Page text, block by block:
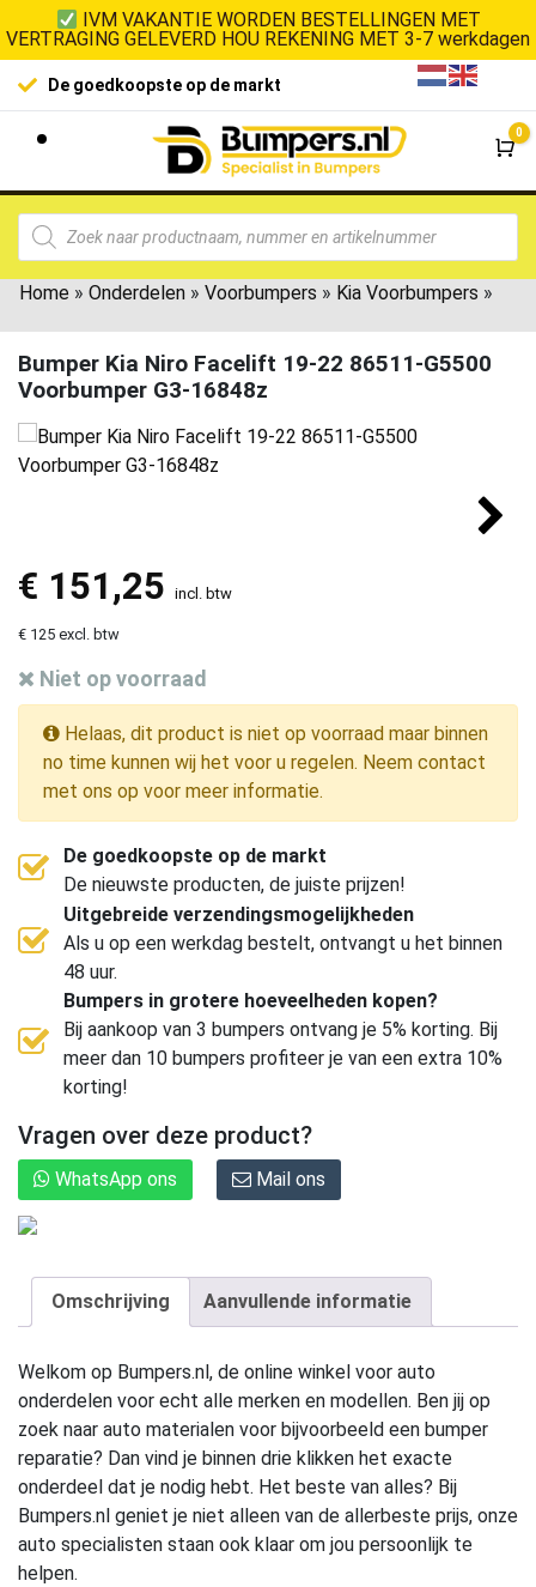
IVM VAKANTIE WORDEN BESTELLINGEN MET
VERTRAGING GELEVERD HOU REKENING MET 3-7 werkdagen
De goedkoopste op de markt
0
Home » Onderdelen » Voorbumpers » Kia Voorbumpers »
Bumper Kia Niro Facelift 19-22 86511-G5500
Voorbumper G3-16848z
€ 151,25 incl. btw
€ 125 excl. btw
Niet op voorraad
Helaas, dit product is niet op voorraad maar binnen
no time kunnen wij het voor u regelen. Neem contact
met ons op voor meer informatie.
De goedkoopste op de markt
De nieuwste producten, de juiste prijzen!
Uitgebreide verzendingsmogelijkheden
Als u op een werkdag bestelt, ontvangt u het binnen
48 uur.
Bumpers in grotere hoeveelheden kopen?
Bij aankoop van 3 bumpers ontvang je 5% korting. Bij
meer dan 10 bumpers profiteer je van een extra 10%
korting!
Vragen over deze product?
WhatsApp ons Mail ons
Omschrijving Aanvullende informatie
Welkom op Bumpers.nl, de online winkel voor auto
onderdelen voor echt alle merken en modellen. Ben jij op
zoek naar auto materialen voor bijvoorbeeld een bumper
reparatie? Dan vind je binnen drie klikken het exacte
onderdeel dat je nodig hebt. Het beste van alles? Bij
Bumpers.nl geniet je niet alleen van de allerbeste prijs, onze
auto specialisten staan ook klaar om jou persoonlijk te
helpen.